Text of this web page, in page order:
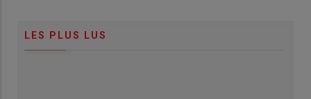
LES PLUS LUS